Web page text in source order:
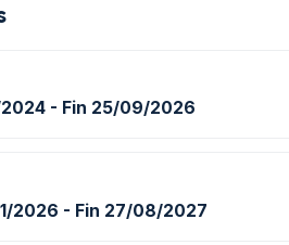
2024 - Fin 25/09/2026
2026 - Fin 27/08/2027